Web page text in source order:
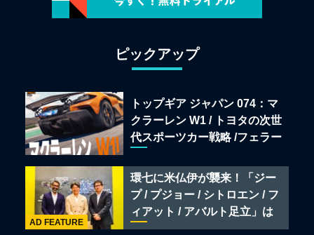
ピックアップ
トップギア ジャパン 074：マ
クラーレン W1 / トヨタの次世
代スポーツカー戦略 /フェラー
リオ /ベントレー スーパース
ポーツ
環七に米仏伊が襲来！「ジー
プ / プジョー / シトロエン / フ
ィアット / アバルト足立」は
クルマのセレクトショップで
AD FEATURE